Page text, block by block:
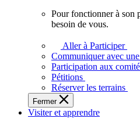
plein
potentiel,
l'Assemblée
a
besoin
de
Pour fonctionner à son
besoin de vous.
Aller à Participer
Communiquer avec
Participation aux
Pétitions
Réserver les terrains
Fermer
Visiter et apprendre